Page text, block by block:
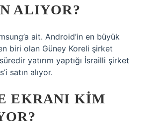
ALIYOR?
ait. Android’in en büyük
biri olan Güney Koreli şirket
yatırım yaptığı İsrailli şirket
satın alıyor.
EKRANI KIM